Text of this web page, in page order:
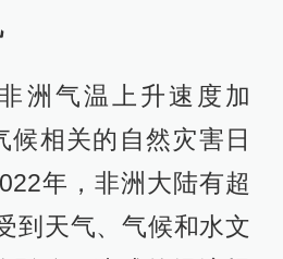
洲气温上升速度加
候相关的自然灾害日
年，非洲大陆有超
到天气、气候和水文